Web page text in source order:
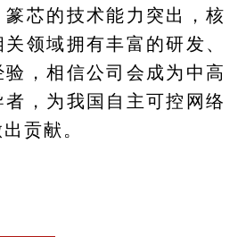
芯的技术能力突出，核
领域拥有丰富的研发、
，相信公司会成为中高
，为我国自主可控网络
贡献。